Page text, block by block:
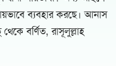
ব্যবহার করছে। আনাস
বর্ণিত, রাসূলুল্লাহ